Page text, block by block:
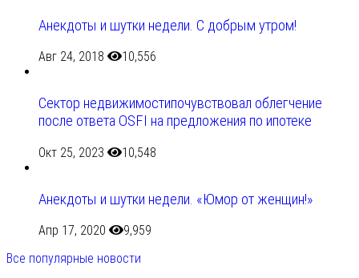
Анекдоты и шутки недели. С добрым утром!
Авг 24, 2018 10,556
Сектор недвижимостипочувствовал облегчение
после ответа OSFI на предложения по ипотеке
Окт 25, 2023 10,548
Анекдоты и шутки недели. «Юмор от женщин!»
Апр 17, 2020
9,959
Все популярные новости